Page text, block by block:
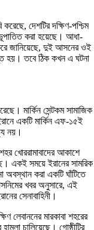
করেছে, দেশটির দক্ষিণ-পশ্চিম
করা হয়েছে। আধা-
জানিয়েছে, দুই আসনের ওই
হয়। তবে ঠিক কখন এ ঘটনা
মার্কিন সেন্টকম সামাজিক
একটি মার্কিন এফ-১৫ই
নয়।
শহর খোররামাবাদের আকাশে
একই সময়ে ইরানের সামরিক
অবস্থান করা একটি ঘাঁটিতে
খবর অনুসারে, এই
সেনাবাহিনী।
লেবাননের মারকাবা শহরের
চালিয়েছে। গোষ্ঠীটির